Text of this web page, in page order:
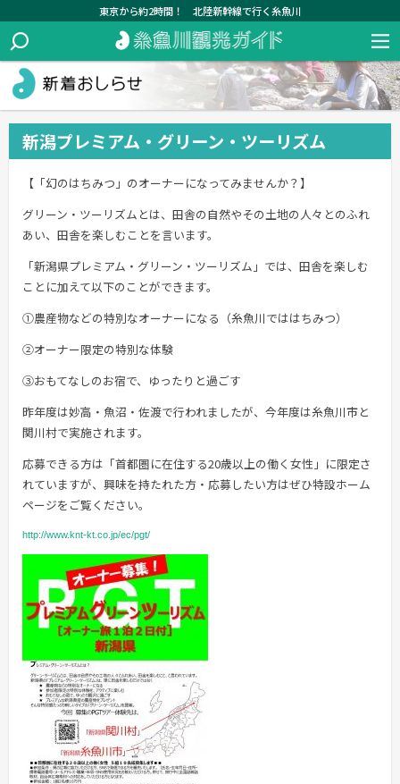
東京から約2時間！ 北陸新幹線で行く糸魚川
新潟プレミアム・グリーン・ツーリズム
【「幻のはちみつ」のオーナーになってみませんか？】
グリーン・ツーリズムとは、田舎の自然やその土地の人々とのふれ
あい、田舎を楽しむことを言います。
「新潟県プレミアム・グリーン・ツーリズム」では、田舎を楽しむ
ことに加えて以下のことができます。
①農産物などの特別なオーナーになる（糸魚川でははちみつ）
②オーナー限定の特別な体験
③おもてなしのお宿で、ゆったりと過ごす
昨年度は妙高・魚沼・佐渡で行われましたが、今年度は糸魚川市と
関川村で実施されます。
応募できる方は「首都圏に在住する20歳以上の働く女性」に限定さ
れていますが、興味を持たれた方・応募したい方はぜひ特設ホーム
ページをご覧ください。
http://www.knt-kt.co.jp/ec/pgt/